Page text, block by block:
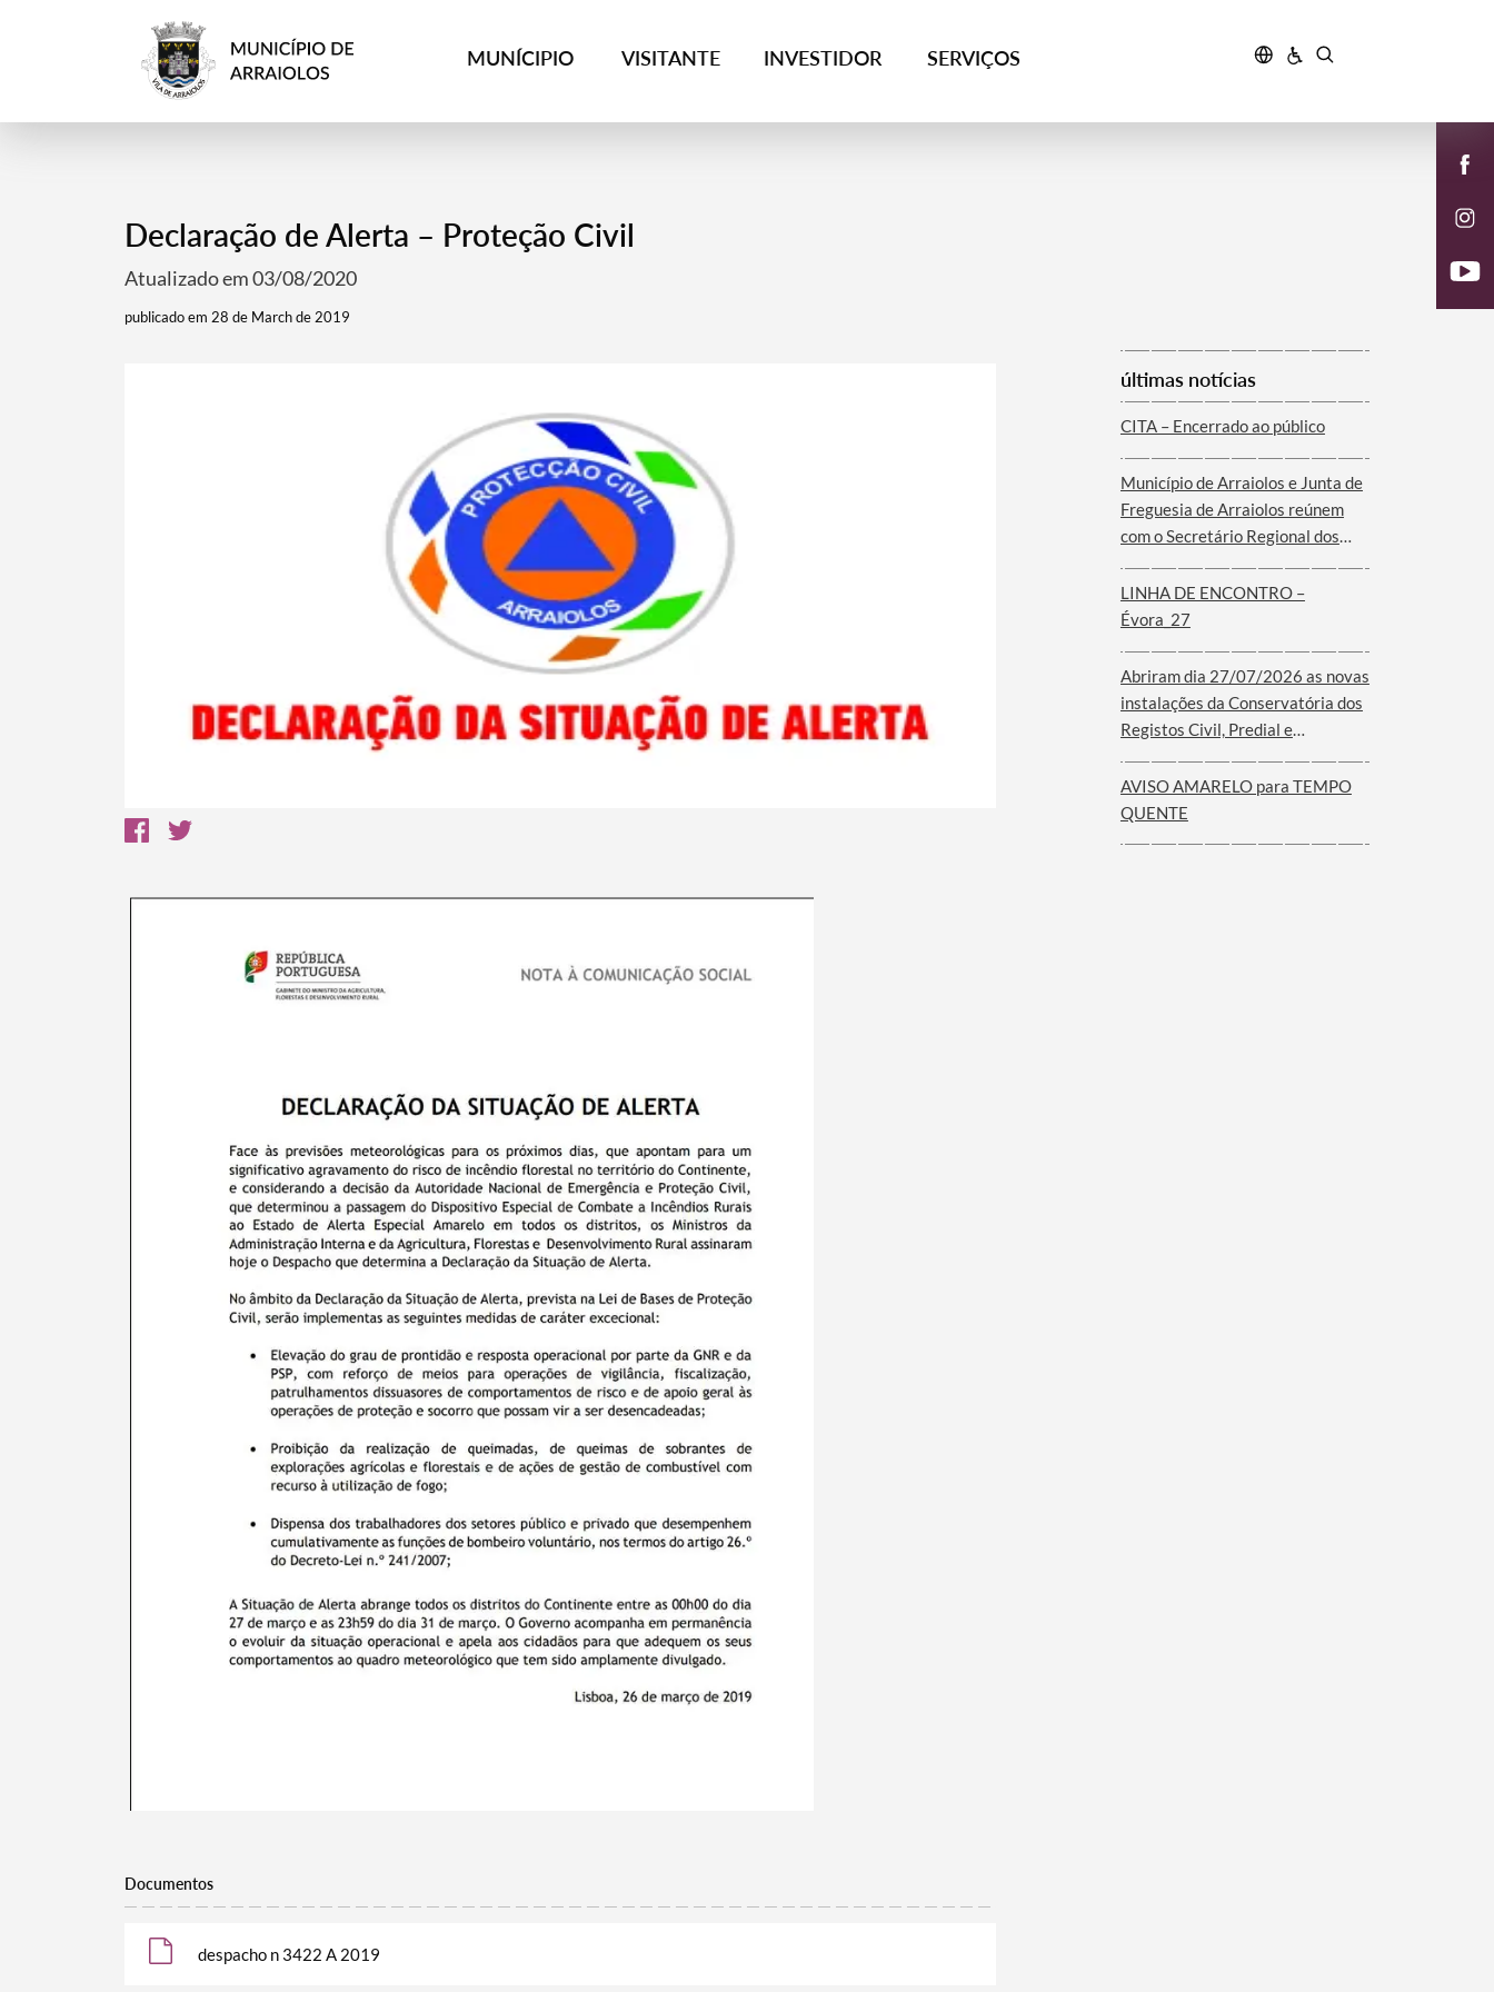
MUNÍCIPIO VISITANTE INVESTIDOR SERVIÇOS
Categorias gerais
Filtros
Declaração de Alerta – Proteção Civil
Atualizado em 03/08/2020
publicado em 28 de March de 2019
Documentos
despacho n 3422 A 2019
últimas notícias
CITA – Encerrado ao público
Município de Arraiolos e Junta de
Freguesia de Arraiolos reúnem
com o Secretário Regional dos
Comunidades do Governo dos
Açores
LINHA DE ENCONTRO –
Évora_27
Abriram dia 27/07/2026 as novas
instalações da Conservatória dos
Registos Civil, Predial e
AVISO AMARELO para TEMPO
QUENTE